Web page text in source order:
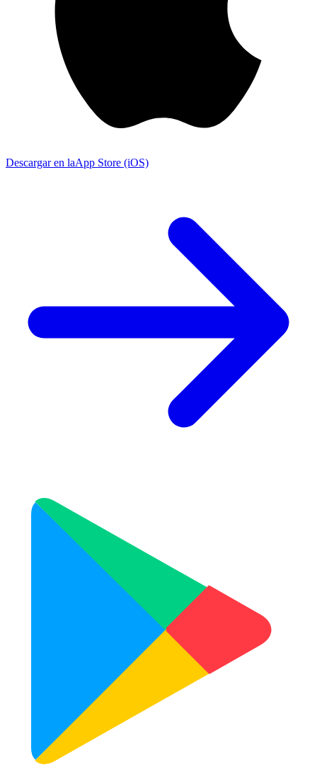
Descargar en laApp Store (iOS)